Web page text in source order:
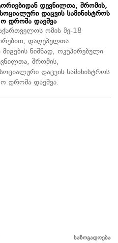
დევნილთა, შრომის,
დაცვის სამინისტროს
დროშა დაეშვა
ომის მე-18
დაღუპულთა
მიგების ნიშნად, ოკუპირებული
შრომის,
დაცვის სამინისტროს
დროშა დაეშვა.
საზოგადოება